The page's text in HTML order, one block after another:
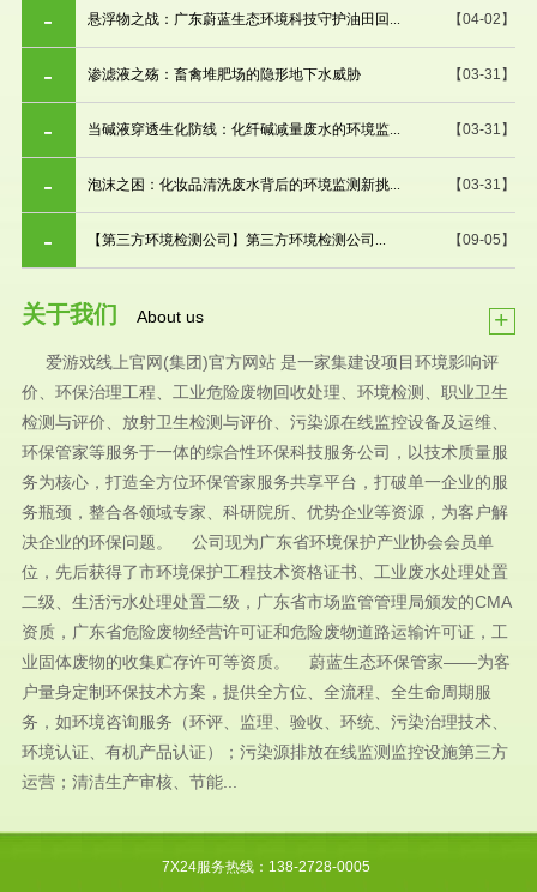
【04-02】
悬浮物之战：广东蔚蓝生态环境科技守护油田回...
【03-31】
渗滤液之殇：畜禽堆肥场的隐形地下水威胁
【03-31】
当碱液穿透生化防线：化纤碱减量废水的环境监...
【03-31】
泡沫之困：化妆品清洗废水背后的环境监测新挑...
【09-05】
【第三方环境检测公司】第三方环境检测公司...
关于我们 About us +
爱游戏线上官网(集团)官方网站 是一家集建设项目环境影响评
价、环保治理工程、工业危险废物回收处理、环境检测、职业卫生
检测与评价、放射卫生检测与评价、污染源在线监控设备及运维、
环保管家等服务于一体的综合性环保科技服务公司，以技术质量服
务为核心，打造全方位环保管家服务共享平台，打破单一企业的服
务瓶颈，整合各领域专家、科研院所、优势企业等资源，为客户解
决企业的环保问题。 公司现为广东省环境保护产业协会会员单
位，先后获得了市环境保护工程技术资格证书、工业废水处理处置
二级、生活污水处理处置二级，广东省市场监管管理局颁发的CMA
资质，广东省危险废物经营许可证和危险废物道路运输许可证，工
业固体废物的收集贮存许可等资质。 蔚蓝生态环保管家——为客
户量身定制环保技术方案，提供全方位、全流程、全生命周期服
务，如环境咨询服务（环评、监理、验收、环统、污染治理技术、
环境认证、有机产品认证）；污染源排放在线监测监控设施第三方
运营；清洁生产审核、节能...
7X24服务热线：138-2728-0005